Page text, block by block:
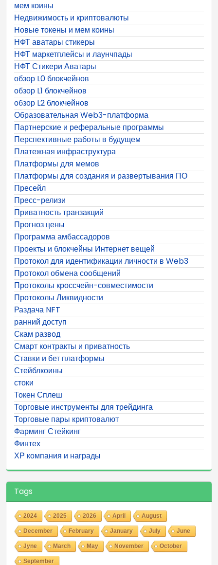
мем коины
Недвижимость и криптовалюты
Новые токены и мем коины
НФТ аватары стикеры
НФТ маркетплейсы и лаунчпады
НФТ Стикери Аватары
обзор L0 блокчейнов
обзор L1 блокчейнов
обзор L2 блокчейнов
Образовательная Web3-платформа
Партнерские и реферальные программы
Перспективные работы в будущем
Платежная инфраструктура
Платформы для мемов
Платформы для создания и развертывания ПО
Пресейл
Пресс-релизи
Приватность транзакций
Прогноз цены
Программа амбассадоров
Проекты и блокчейны Интернет вещей
Протокол для идентификации личности в Web3
Протокол обмена сообщений
Протоколы кроссчейн-совместимости
Протоколы Ликвидности
Раздача NFT
ранний доступ
Скам развод
Смарт контракты и приватность
Ставки и бет платформы
Стейблкоины
стоки
Токен Сплеш
Торговые инструменты для трейдинга
Торговые пары криптовалют
Фарминг Стейкинг
Финтех
ХР компания и награды
Tags
2024 2025 2026 April August
December February January July June
Jyne March May November October
September